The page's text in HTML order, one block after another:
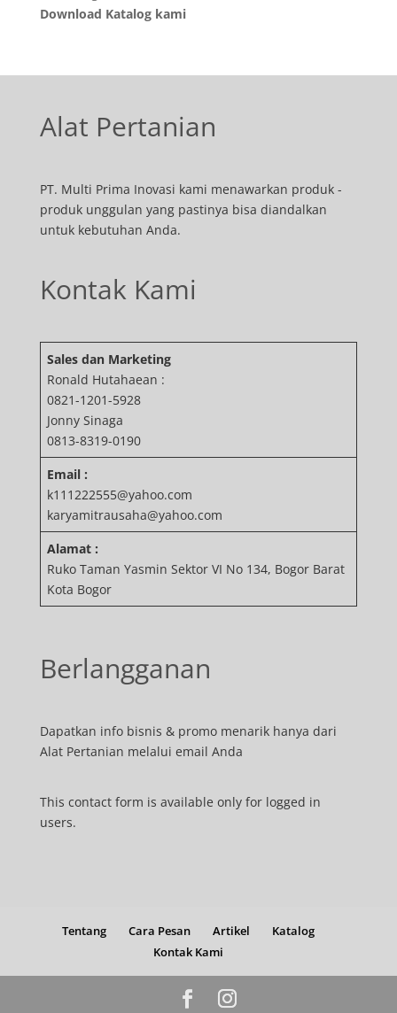
Download Katalog kami
Alat Pertanian
PT. Multi Prima Inovasi kami menawarkan produk -
produk unggulan yang pastinya bisa diandalkan
untuk kebutuhan Anda.
Kontak Kami
Sales dan Marketing
Ronald Hutahaean :
0821-1201-5928
Jonny Sinaga
0813-8319-0190
Email :
k111222555@yahoo.com
karyamitrausaha@yahoo.com
Alamat :
Ruko Taman Yasmin Sektor VI No 134, Bogor Barat
Kota Bogor
Berlangganan
Dapatkan info bisnis & promo menarik hanya dari
Alat Pertanian melalui email Anda
This contact form is available only for logged in
users.
Tentang Cara Pesan Artikel
Katalog
Kontak Kami